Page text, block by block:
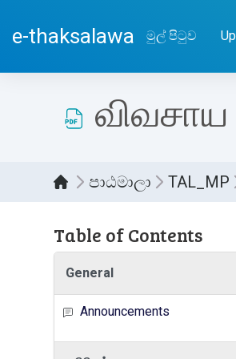
e-thaksalawa මුල් පිටුව
පාඨමාලා TAL_MP
Table of Contents
General
Announcements